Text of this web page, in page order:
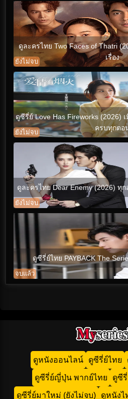
ดูละครไทย Two Faces of Thatri
เรื่อง
ยังไม่จบ
ดูซีรี่ย์ Love Has Fireworks (2026)
ครบทุกตอ
ยังไม่จบ
ดูละครไทย Dear Enemy (2026) ทุก
ยังไม่จบ
ดูซีรี่ย์ไทย PAYBACK The
จบแล้ว
ดูหนังออนไลน์ ดูซีรี่ย์ไทย
ดูซีรี่ย์ญี่ปุ่น พากย์ไทย ดูซี
ดูซีรี่ย์มาใหม่ (ยังไม่จบ) ดูหนังไ